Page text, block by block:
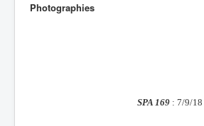
Photographies
SPA 169 : 7/9/18